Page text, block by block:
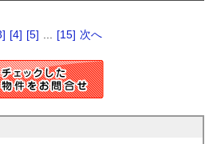
[4] [5] [15] 次へ